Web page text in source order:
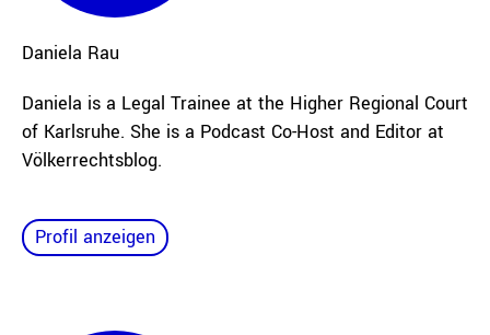
Daniela Rau
Daniela is a Legal Trainee at the Higher Regional Court
of Karlsruhe. She is a Podcast Co-Host and Editor at
Völkerrechtsblog.
Profil anzeigen